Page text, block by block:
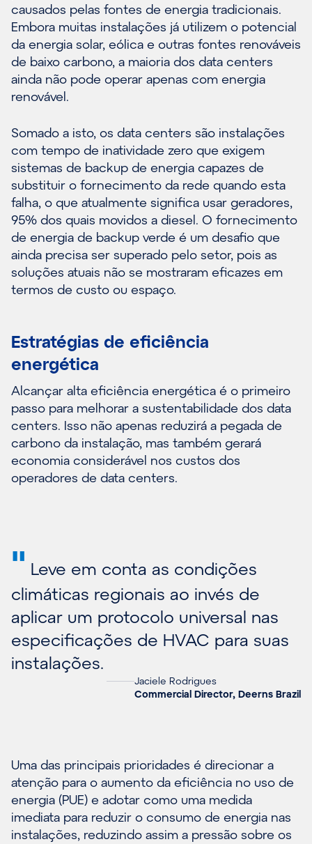
causados pelas fontes de energia tradicionais.
Embora muitas instalações já utilizem o potencial
da energia solar, eólica e outras fontes renováveis
de baixo carbono, a maioria dos data centers
ainda não pode operar apenas com energia
renovável.
Somado a isto, os data centers são instalações
com tempo de inatividade zero que exigem
sistemas de backup de energia capazes de
substituir o fornecimento da rede quando esta
falha, o que atualmente significa usar geradores,
95% dos quais movidos a diesel. O fornecimento
de energia de backup verde é um desafio que
ainda precisa ser superado pelo setor, pois as
soluções atuais não se mostraram eficazes em
termos de custo ou espaço.
Estratégias de eficiência
energética
Alcançar alta eficiência energética é o primeiro
passo para melhorar a sustentabilidade dos data
centers. Isso não apenas reduzirá a pegada de
carbono da instalação, mas também gerará
economia considerável nos custos dos
operadores de data centers.
" Leve em conta as condições
climáticas regionais ao invés de
aplicar um protocolo universal nas
especificações de HVAC para suas
instalações.
Jaciele Rodrigues
Commercial Director, Deerns Brazil
Uma das principais prioridades é direcionar a
atenção para o aumento da eficiência no uso de
energia (PUE) e adotar como uma medida
imediata para reduzir o consumo de energia nas
instalações, reduzindo assim a pressão sobre os